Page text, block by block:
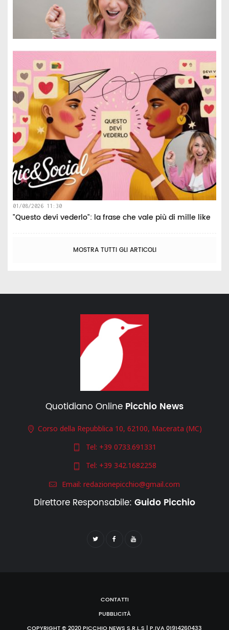
01/08/2026 11:30
"Questo devi vederlo": la frase che vale più di mille like
MOSTRA TUTTI GLI ARTICOLI
Quotidiano Online Picchio News
Corso della Repubblica 10, 62100, Macerata (MC)
Tel: +39 0733.691331
Tel: +39 342.1682258
Email: redazionepicchio@gmail.com
Direttore Responsabile: Guido Picchio
CONTATTI
PUBBLICITÀ